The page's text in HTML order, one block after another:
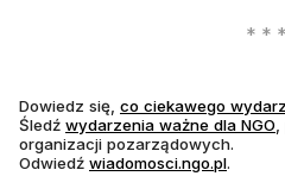
Dowiedz się, co ciekawego
Śledź wydarzenia ważne dla NGO
organizacji pozarządowych.
Odwiedź wiadomosci.ngo.plotwiera
.